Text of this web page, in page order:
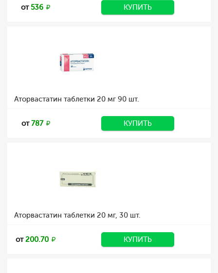
от536 КУПИТЬ
Аторвастатин таблетки 20 мг 90 шт.
от787 КУПИТЬ
Аторвастатин таблетки 20 мг, 30 шт.
от200.70 КУПИТЬ